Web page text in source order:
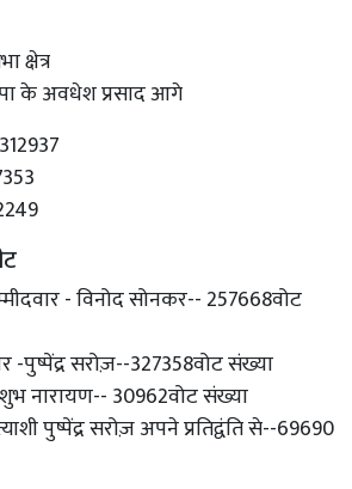
क्षेत्र
के अवधेश प्रसाद आगे
- विनोद सोनकर-- 257668वोट
-पुष्पेंद्र सरोज़--327358वोट संख्या
नारायण-- 30962वोट संख्या
पुष्पेंद्र सरोज़ अपने प्रतिद्वंति से--69690